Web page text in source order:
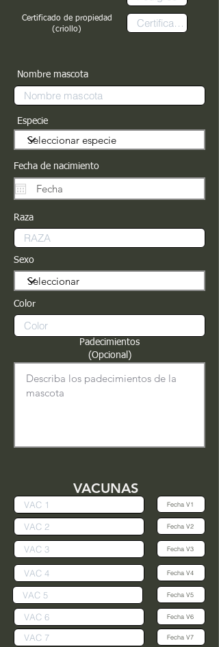
Certificado de propiedad
(criollo)
Nombre mascota
Especie
Fecha de nacimiento
Raza
Sexo
Color
Padecimientos
(Opcional)
VACUNAS